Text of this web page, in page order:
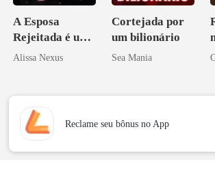
A Esposa
Rejeitada é uma
Zilionária
Alissa Nexus
Cortejada por
um bilionário
Sea Mania
Reclame seu bônus no App